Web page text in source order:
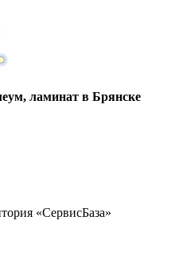
ламинат в Брянске
«СервисБаза»